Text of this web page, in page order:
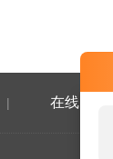
| 在线留言